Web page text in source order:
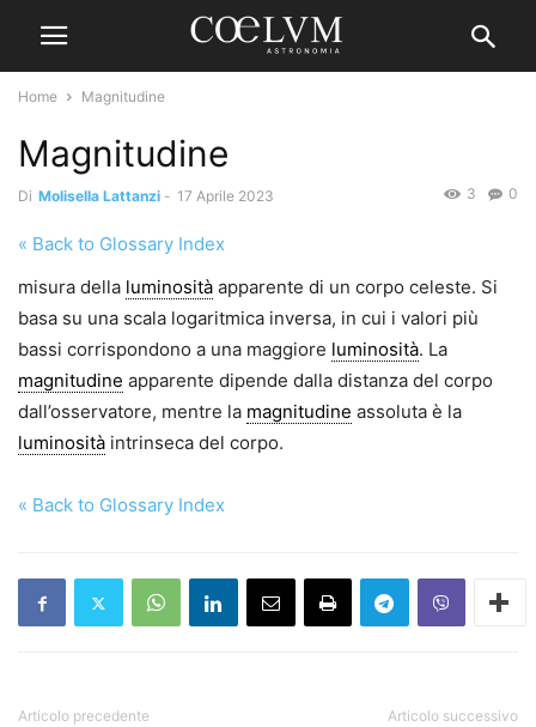
Home Magnitudine
Magnitudine
Di Molisella Lattanzi - 17 Aprile 2023 0
3
« Back to Glossary Index
misura della luminosità apparente di un corpo celeste. Si
basa su una scala logaritmica inversa, in cui i valori più
bassi corrispondono a una maggiore luminosità. La
magnitudine apparente dipende dalla distanza del corpo
dall’osservatore, mentre la magnitudine assoluta è la
luminosità intrinseca del corpo.
« Back to Glossary Index
Articolo precedente Articolo successivo